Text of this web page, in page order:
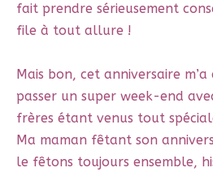
fait prendre sérieusement
file à tout allure !
Mais bon, cet anniversaire m’a
passer un super week-end
frères étant venus tout
Ma maman fêtant son
le fêtons toujours ensemble,